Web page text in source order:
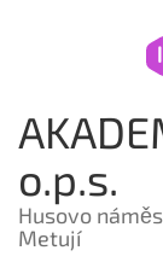
o.p.s.
Husovo
Metují